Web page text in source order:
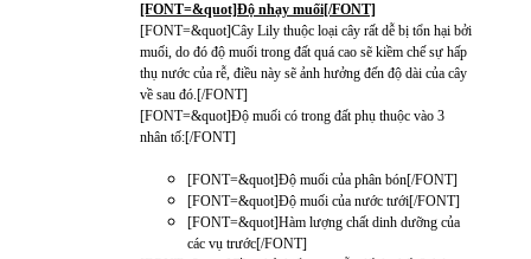
[FONT=&quot]Độ nhạy muối[/FONT]
[FONT=&quot]Cây Lily thuộc loại cây rất dễ bị tổn hại bởi
muối, do đó độ muối trong đất quá cao sẽ kiềm chế sự hấp
thụ nước của rễ, điều này sẽ ảnh hưởng đến độ dài của cây
về sau đó.[/FONT]
[FONT=&quot]Độ muối có trong đất phụ thuộc vào 3
nhân tố:[/FONT]
[FONT=&quot]Độ muối của phân bón[/FONT]
[FONT=&quot]Độ muối của nước tưới[/FONT]
[FONT=&quot]Hàm lượng chất dinh dưỡng của
các vụ trước[/FONT]